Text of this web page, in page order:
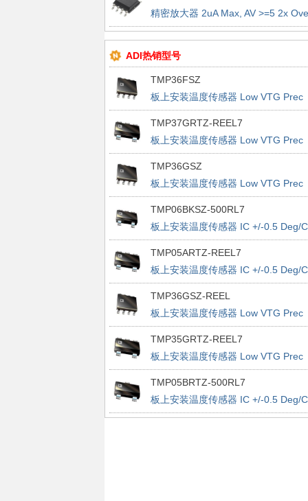
精密放大器 2uA Max, AV >=5 2x
The-Top Prec R2R
ADI热销型号
TMP36FSZ
板上安装温度传感器 Low VTG Prec
Vout 2.7-5.5V
TMP37GRTZ-REEL7
板上安装温度传感器 Low VTG Prec
Vout 2.7-5.5V
TMP36GSZ
板上安装温度传感器 Low VTG Prec
Vout 2.7-5.5V
TMP06BKSZ-500RL7
板上安装温度传感器 IC +/-0.5 Deg/C
Accurate PWM
TMP05ARTZ-REEL7
板上安装温度传感器 IC +/-0.5 Deg/C
Accurate PWM
TMP36GSZ-REEL
板上安装温度传感器 Low VTG Prec
Vout 2.7-5.5V
TMP35GRTZ-REEL7
板上安装温度传感器 Low VTG Prec
Vout 2.7-5.5V
TMP05BRTZ-500RL7
板上安装温度传感器 IC +/-0.5 Deg/C
Accurate PWM